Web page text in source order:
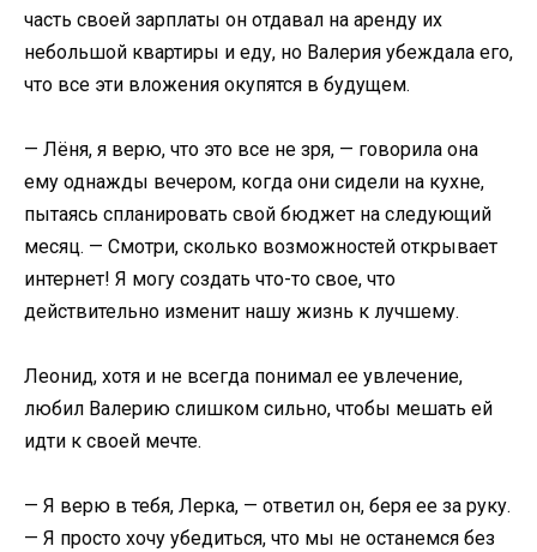
часть своей зарплаты он отдавал на аренду их
небольшой квартиры и еду, но Валерия убеждала его,
что все эти вложения окупятся в будущем.
— Лёня, я верю, что это все не зря, — говорила она
ему однажды вечером, когда они сидели на кухне,
пытаясь спланировать свой бюджет на следующий
месяц. — Смотри, сколько возможностей открывает
интернет! Я могу создать что-то свое, что
действительно изменит нашу жизнь к лучшему.
Леонид, хотя и не всегда понимал ее увлечение,
любил Валерию слишком сильно, чтобы мешать ей
идти к своей мечте.
— Я верю в тебя, Лерка, — ответил он, беря ее за руку.
— Я просто хочу убедиться, что мы не останемся без